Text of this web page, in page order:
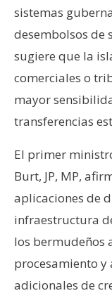
sistemas
desembolsos de
sugiere que la
comerciales o
mayor
transferencias
El primer
Burt, JP, MP,
aplicaciones de
infraestructura
los bermudeños
procesamiento
adicionales de